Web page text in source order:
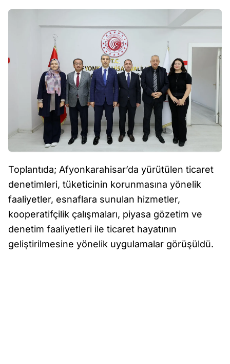
Toplantıda; Afyonkarahisar’da yürütülen ticaret
denetimleri, tüketicinin korunmasına yönelik
faaliyetler, esnaflara sunulan hizmetler,
kooperatifçilik çalışmaları, piyasa gözetim ve
denetim faaliyetleri ile ticaret hayatının
geliştirilmesine yönelik uygulamalar görüşüldü.